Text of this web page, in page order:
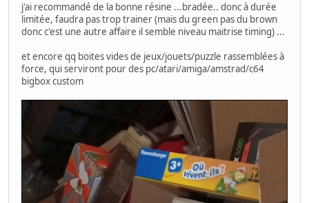
j'ai recommandé de la bonne résine ...bradée.. donc à durée
limitée, faudra pas trop trainer (mais du green pas du brown
donc c'est une autre affaire il semble niveau maitrise timing) ...
et encore qq boites vides de jeux/jouets/puzzle rassemblées à
force, qui serviront pour des pc/atari/amiga/amstrad/c64
bigbox custom